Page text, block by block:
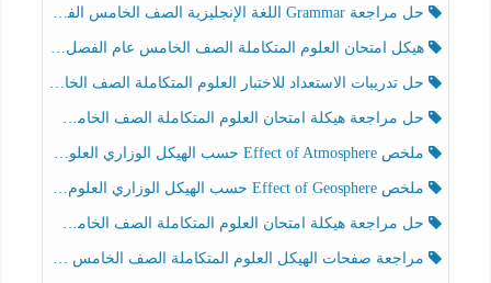
حل مراجعة Grammar اللغة الإنجليزية الصف الخامس الفصل الثالث
هيكل امتحان العلوم المتكاملة الصف الخامس عام الفصل الدراسي الثالث 2025-2026
حل تدريبات الاستعداد للاختبار العلوم المتكاملة الصف الخامس عام الفصل الثالث
حل مراجعة هيكلة امتحان العلوم المتكاملة الصف الخامس انسبير الفصل الثالث
ملخص Effect of Atmosphere حسب الهيكل الوزاري العلوم المتكاملة الصف الخامس انسبير الفصل الثالث
ملخص Effect of Geosphere حسب الهيكل الوزاري العلوم المتكاملة الصف الخامس انسبير الفصل الثالث
حل مراجعة هيكلة امتحان العلوم المتكاملة الصف الخامس عام الفصل الثالث
مراجعة صفحات الهيكل العلوم المتكاملة الصف الخامس انسبير الفصل الثالث